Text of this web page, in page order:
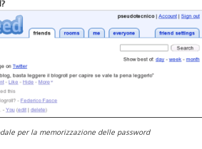
per la memorizzazione delle password